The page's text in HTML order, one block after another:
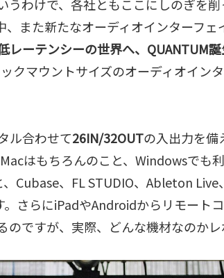
わけで、各社ともここにしのぎを削
また新たなオーディオインターフェ
レーテンシーの世界へ、QUANTUM
クマウントサイズのオーディオインタ
ル合わせて26IN/32OUTの入出力を備
はもちろんのこと、Windowsでも利
Cubase、FL STUDIO、Ableton Live
さらにiPadやAndroidからリモート
のですが、実際、どんな機材なのか